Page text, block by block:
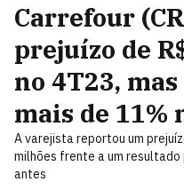
Carrefour
prejuízo de
no 4T23,
mais de 11%
A varejista reportou um
milhões frente a um resultado
antes